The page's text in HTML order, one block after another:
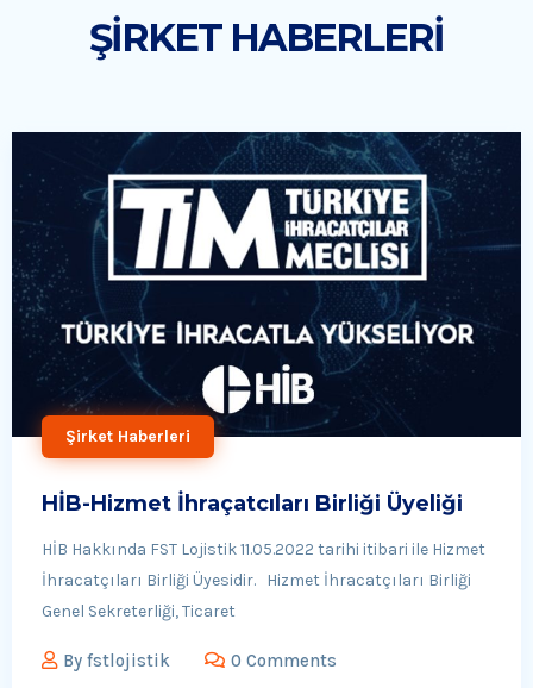
ŞİRKET HABERLERİ
Şirket Haberleri
HİB-Hizmet İhraçatcıları Birliği Üyeliği
HİB Hakkında FST Lojistik 11.05.2022 tarihi itibari ile Hizmet
İhracatçıları Birliği Üyesidir. Hizmet İhracatçıları Birliği
Genel Sekreterliği, Ticaret
By fstlojistik 0 Comments